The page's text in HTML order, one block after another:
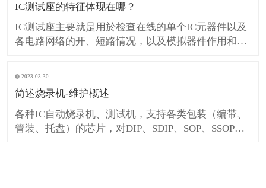
测试
IC测试座的特征体现在哪？
IC测试座主要就是用於检查在线的单个IC元器件以及
各电路网络的开、短路情况，以及模拟器件作用和数
封装后的测试的IC测试座，主要包含有互相
2023-03-30
简述烧录机-维护概述
各种IC自动烧录机、测试机，支持各类包装（编带、
管装、托盘）的芯片，对DIP、SDIP、SOP、SSOP、